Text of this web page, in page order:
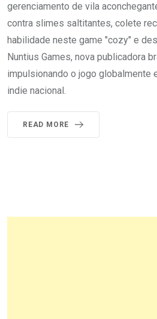
gerenciamento de vila
contra slimes saltitantes, colete
habilidade neste game "cozy" e
Nuntius Games, nova publicadora
impulsionando o jogo globalmente
indie nacional.
READ MORE